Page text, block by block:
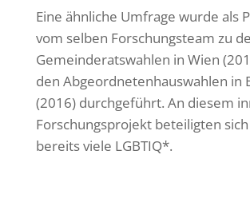
Eine ähnliche Umfrage wurde als
vom selben Forschungsteam zu
Gemeinderatswahlen in Wien
den Abgeordnetenhauswahlen in
(2016) durchgeführt. An diesem
Forschungsprojekt beteiligten
bereits viele LGBTIQ*.